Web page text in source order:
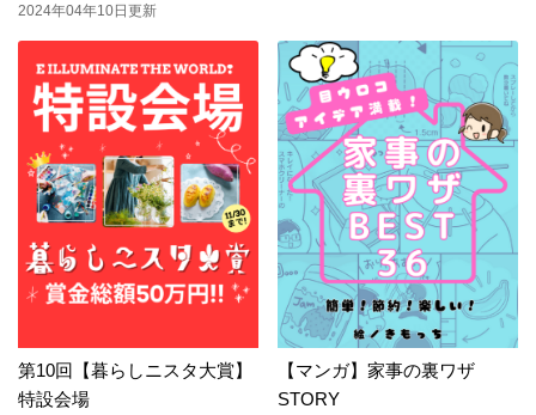
2024年04年10日更新
第10回【暮らしニスタ大賞】
特設会場
【マンガ】家事の裏ワザ
STORY